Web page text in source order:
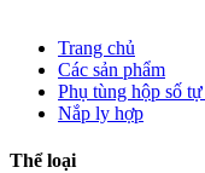
Trang chủ
Các sản phẩm
Phụ tùng hộp số
Nắp ly hợp
Thể loại